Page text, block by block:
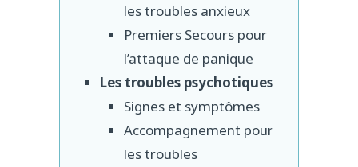
les troubles anxieux
Premiers Secours pour
l’attaque de panique
Les troubles psychotiques
Signes et symptômes
Accompagnement pour
les troubles